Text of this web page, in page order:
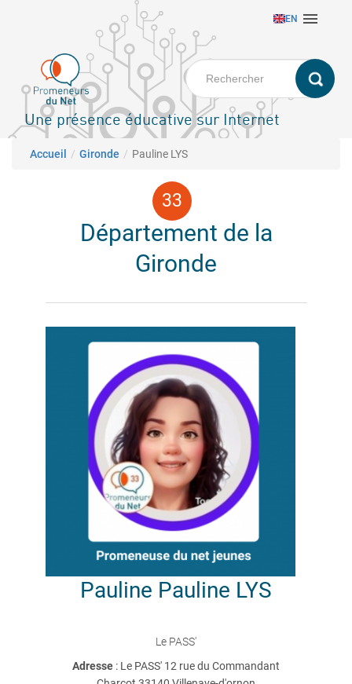
principal
EN 
Une présence éducative sur Internet
Fil d'Ariane
Accueil Gironde Pauline LYS
Département de la
Gironde
Pauline Pauline LYS
Le PASS'
Adresse : Le PASS' 12 rue du Commandant